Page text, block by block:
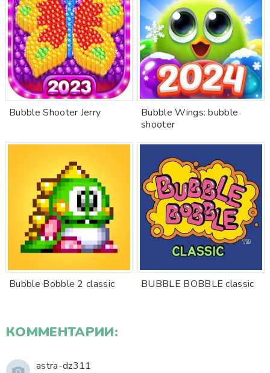
Bubble Shooter Jerry
Bubble Wings: bubble
shooter
Bubble Bobble 2 classic BUBBLE BOBBLE classic
КОММЕНТАРИИ:
astra-dz311